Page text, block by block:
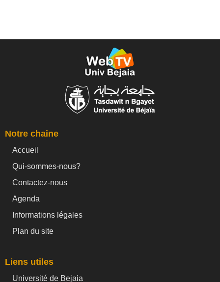
Notre chaine
Accueil
Qui-sommes-nous?
Contactez-nous
Agenda
Informations légales
Plan du site
Liens utiles
Université de Bejaia